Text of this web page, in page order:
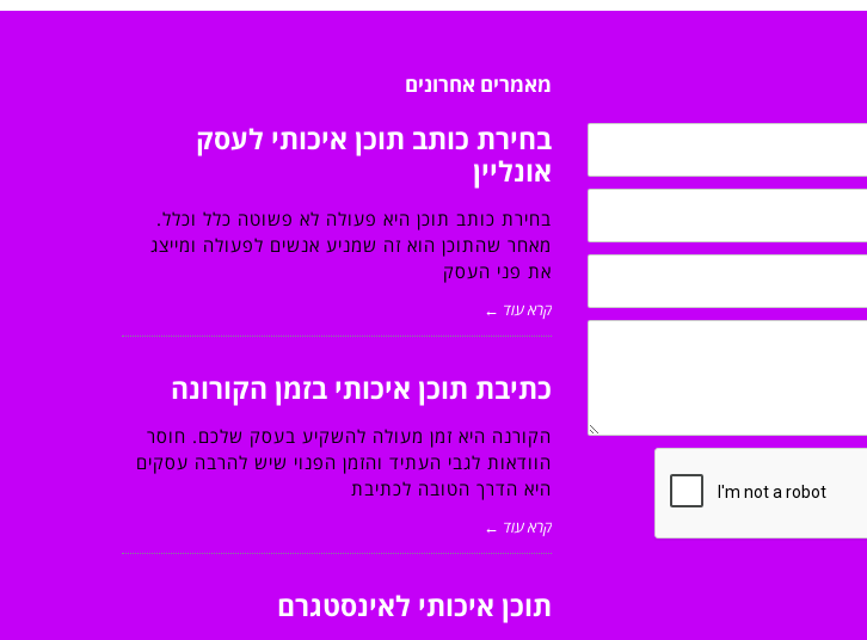
מאמרים אחרונים
בחירת כותב תוכן איכותי לעסק
אונליין
בחירת כותב תוכן היא פעולה לא פשוטה כלל וכלל.
מאחר שהתוכן הוא זה שמניע אנשים לפעולה ומייצג
את פני העסק
קרא עוד ←
כתיבת תוכן איכותי בזמן הקורונה
הקורנה היא זמן מעולה להשקיע בעסק שלכם. חוסר
הוודאות לגבי העתיד והזמן הפנוי שיש להרבה עסקים
היא הדרך הטובה לכתיבת
קרא עוד ←
תוכן איכותי לאינסטגרם